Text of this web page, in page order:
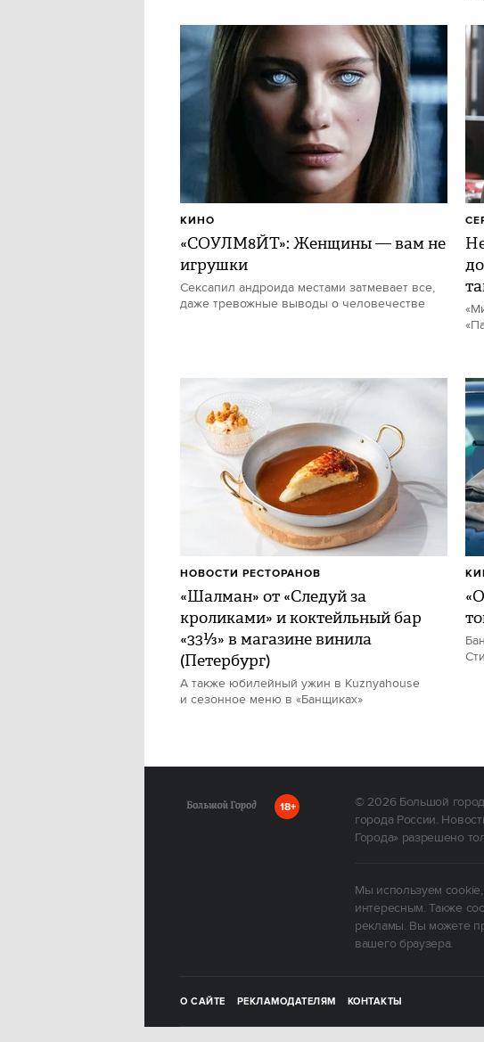
«СОУЛМ8ЙТ»: Женщины — вам не
игрушки
Сексапил андроида местами затмевает все,
даже тревожные выводы о человечестве
КИНО
«Шалман» от «Следуй за
кроликами» и коктейльный бар
«33⅓» в магазине винила
(Петербург)
А также юбилейный ужин в Kuznyahouse
и сезонное меню в «Банщиках»
НОВОСТИ РЕСТОРАНОВ
18+ © 2026Большой
города России.
Города» разрешено
Мы используем cookie,
интересным. Также
рекламы. Вы можете
вашего браузера.
О САЙТЕ РЕКЛАМОДАТЕЛЯМ КОНТАКТЫ